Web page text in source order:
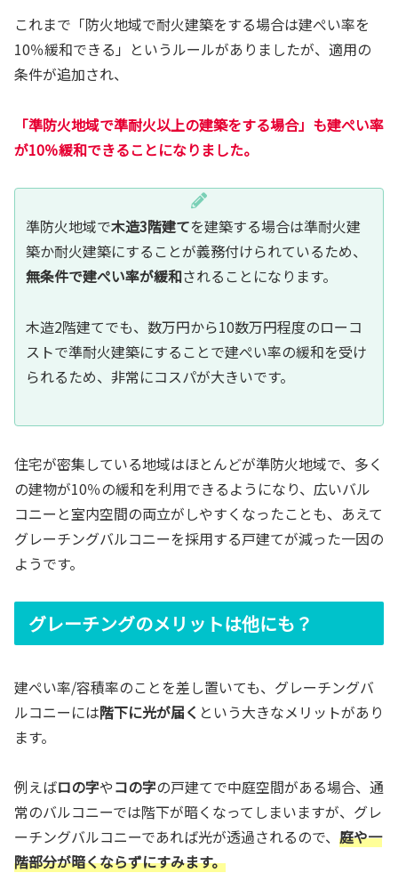
これまで「防火地域で耐火建築をする場合は建ぺい率を
10％緩和できる」というルールがありましたが、適用の
条件が追加され、
「準防火地域で準耐火以上の建築をする場合」も建ぺい率
が10％緩和できることになりました。
準防火地域で木造3階建てを建築する場合は準耐火建
築か耐火建築にすることが義務付けられているため、
無条件で建ぺい率が緩和されることになります。
木造2階建てでも、数万円から10数万円程度のローコ
ストで準耐火建築にすることで建ぺい率の緩和を受け
られるため、非常にコスパが大きいです。
住宅が密集している地域はほとんどが準防火地域で、多く
の建物が10％の緩和を利用できるようになり、広いバル
コニーと室内空間の両立がしやすくなったことも、あえて
グレーチングバルコニーを採用する戸建てが減った一因の
ようです。
グレーチングのメリットは他にも？
建ぺい率/容積率のことを差し置いても、グレーチングバ
ルコニーには階下に光が届く という大きなメリットがあり
ます。
例えばロの字やコの字の戸建てで中庭空間がある場合、通
常のバルコニーでは階下が暗くなってしまいますが、グレ
ーチングバルコニーであれば光が透過されるので、 庭や一
階部分が暗くならずにすみます。